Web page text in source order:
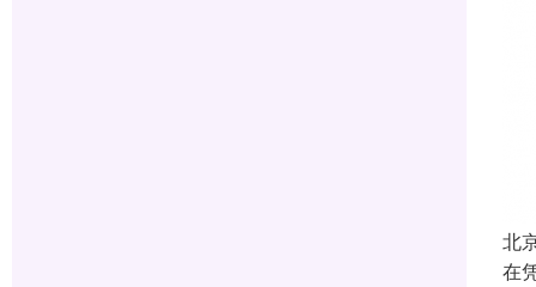
北
在